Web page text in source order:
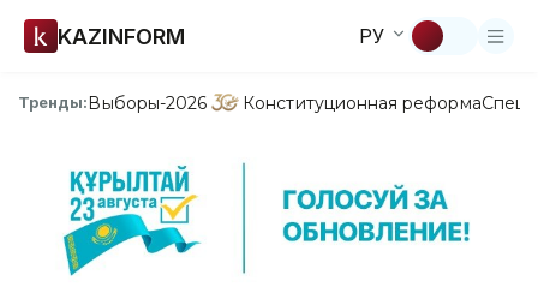
KAZINFORM РУ
Тренды:Выборы-2026 Конституционная реформа